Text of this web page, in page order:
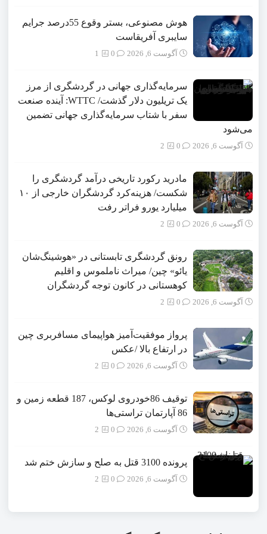
هوش مصنوعی، بستر وقوع 55درصد جرایم
سایبری آفریقاست
آگوست 6, 2026 1
سرمایه‌گذاری جهانی در گردشگری از مرز
یک تریلیون دلار گذشت/ WTTC: آینده صنعت
سفر با شتاب سرمایه‌گذاری جهانی تضمین
می‌شود
آگوست 6, 2026 2
مادرید رکورد تاریخی درآمد گردشگری را
شکست/ هزینه‌کرد گردشگران خارجی از ۱۰
میلیارد یورو فراتر رفت
آگوست 6, 2026 2
رونق گردشگری تابستانی در «هوشینگ‌شان
یائو» چین/ میراث ناملموس و اقلیم
کوهستانی در کانون توجه گردشگران
آگوست 6, 2026 2
پرواز موفقیت‌آمیز هواپیمای مسافربری چین
در ارتفاع بالا /عکس
آگوست 6, 2026 2
توقیف 86خودروی لوکس، 187 قطعه زمین و
86 آپارتمان تراستی‌ها
آگوست 6, 2026 2
پرونده 3100 قتل به صلح و سازش ختم شد
آگوست 6, 2026 2